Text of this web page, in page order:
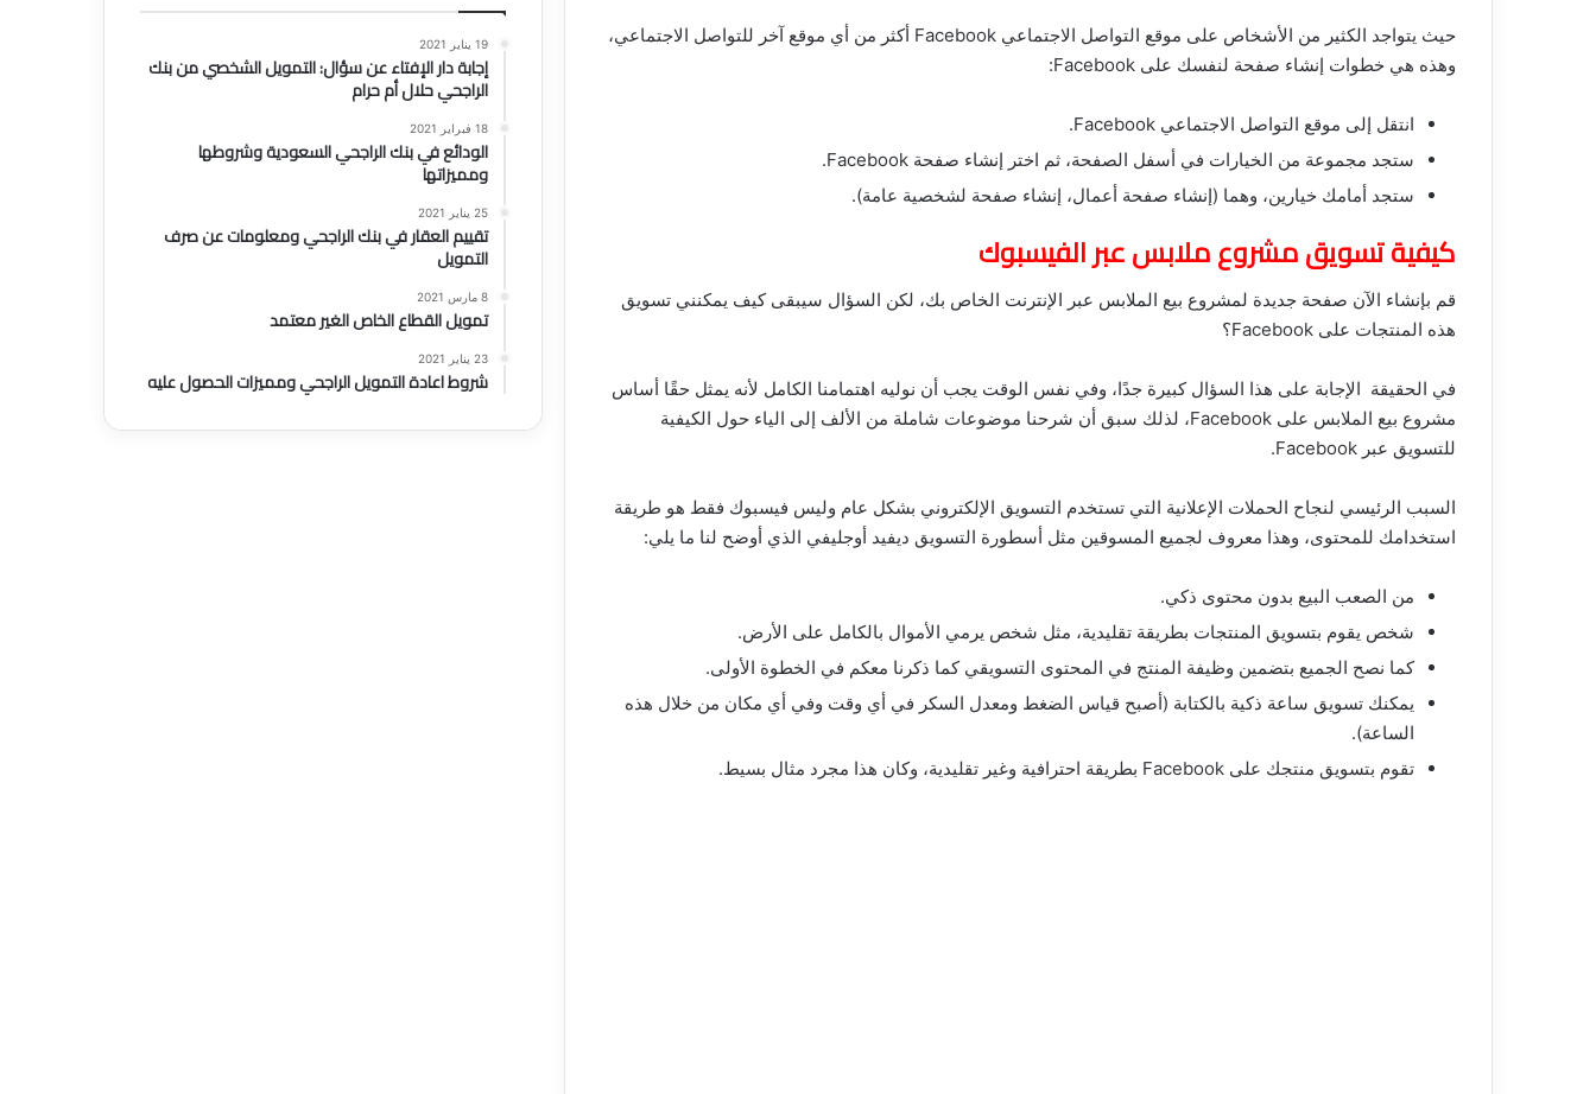
حيث يتواجد الكثير من الأشخاص على موقع التواصل الاجتماعي Facebook أكثر من أي موقع آخر للتواصل الاجتماعي،
وهذه هي خطوات إنشاء صفحة لنفسك على Facebook:
انتقل إلى موقع التواصل الاجتماعي Facebook.
ستجد مجموعة من الخيارات في أسفل الصفحة، ثم اختر إنشاء صفحة Facebook.
ستجد أمامك خيارين، وهما (إنشاء صفحة أعمال، إنشاء صفحة لشخصية عامة).
كيفية تسويق مشروع ملابس عبر الفيسبوك
قم بإنشاء الآن صفحة جديدة لمشروع بيع الملابس عبر الإنترنت الخاص بك، لكن السؤال سيبقى كيف يمكنني تسويق
هذه المنتجات على Facebook؟
في الحقيقة الإجابة على هذا السؤال كبيرة جدًا، وفي نفس الوقت يجب أن نوليه اهتمامنا الكامل لأنه يمثل حقًا أساس
مشروع بيع الملابس على Facebook، لذلك سبق أن شرحنا موضوعات شاملة من الألف إلى الياء حول الكيفية
للتسويق عبر Facebook.
السبب الرئيسي لنجاح الحملات الإعلانية التي تستخدم التسويق الإلكتروني بشكل عام وليس فيسبوك فقط هو طريقة
استخدامك للمحتوى، وهذا معروف لجميع المسوقين مثل أسطورة التسويق ديفيد أوجليفي الذي أوضح لنا ما يلي:
من الصعب البيع بدون محتوى ذكي.
شخص يقوم بتسويق المنتجات بطريقة تقليدية، مثل شخص يرمي الأموال بالكامل على الأرض.
كما نصح الجميع بتضمين وظيفة المنتج في المحتوى التسويقي كما ذكرنا معكم في الخطوة الأولى.
يمكنك تسويق ساعة ذكية بالكتابة (أصبح قياس الضغط ومعدل السكر في أي وقت وفي أي مكان من خلال هذه
الساعة).
تقوم بتسويق منتجك على Facebook بطريقة احترافية وغير تقليدية، وكان هذا مجرد مثال بسيط.
19 يناير 2021
إجابة دار الإفتاء عن سؤال: التمويل الشخصي من بنك
الراجحي حلال أم حرام
18 فبراير 2021
الودائع في بنك الراجحي السعودية وشروطها
ومميزاتها
25 يناير 2021
تقييم العقار في بنك الراجحي ومعلومات عن صرف
التمويل
8 مارس 2021
تمويل القطاع الخاص الغير معتمد
23 يناير 2021
شروط اعادة التمويل الراجحي ومميزات الحصول عليه